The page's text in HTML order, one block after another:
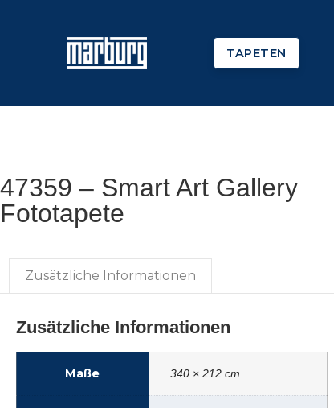
TAPETEN
47359 – Smart Art Gallery
Fototapete
Zusätzliche Informationen
Zusätzliche Informationen
Maße 340 × 212 cm